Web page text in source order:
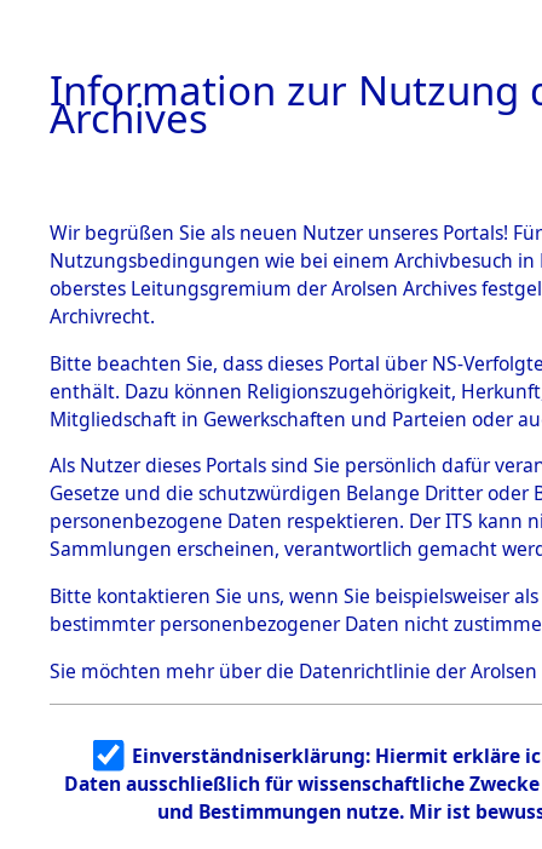
BESTÄNDE
1.
mente
5. Verschiedenes
5.3
Todesmärsche
5.3.1 Alliierte
Erhebungen
zu
Todesmärsch
en
5.3.2
Identifizierun
g
5.3.3
Todesmärsch
Dead -
Branch -
0045
Information zur Nutzung
Archives
Wir begrüßen Sie als neuen Nutzer unseres Portals!
Nutzungsbedingungen wie bei einem Archivbesuch
oberstes Leitungsgremium der Arolsen Archives
Archivrecht.
Bitte beachten Sie, dass dieses Portal über NS-
enthält. Dazu können Religionszugehörigkeit,
Mitgliedschaft in Gewerkschaften und Parteien oder
Als Nutzer dieses Portals sind Sie persönlich dafür
Gesetze und die schutzwürdigen Belange Dritter
personenbezogene Daten respektieren. Der ITS
Sammlungen erscheinen, verantwortlich gemacht
Bitte kontaktieren Sie uns, wenn Sie beispielsweiser
bestimmter personenbezogener Daten nicht
Sie möchten mehr über die Datenrichtlinie der Arolsen
Einverständniserklärung: Hiermit erkläre
Daten ausschließlich für wissenschaftliche
und Bestimmungen nutze. Mir ist